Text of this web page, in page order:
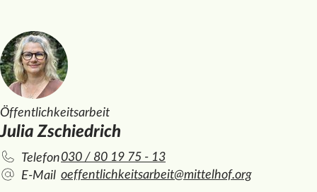
Öffentlichkeitsarbeit
Julia Zschiedrich
Telefon030 / 80 19 75 - 13
E-Mail oeffentlichkeitsarbeit@mittelhof.org